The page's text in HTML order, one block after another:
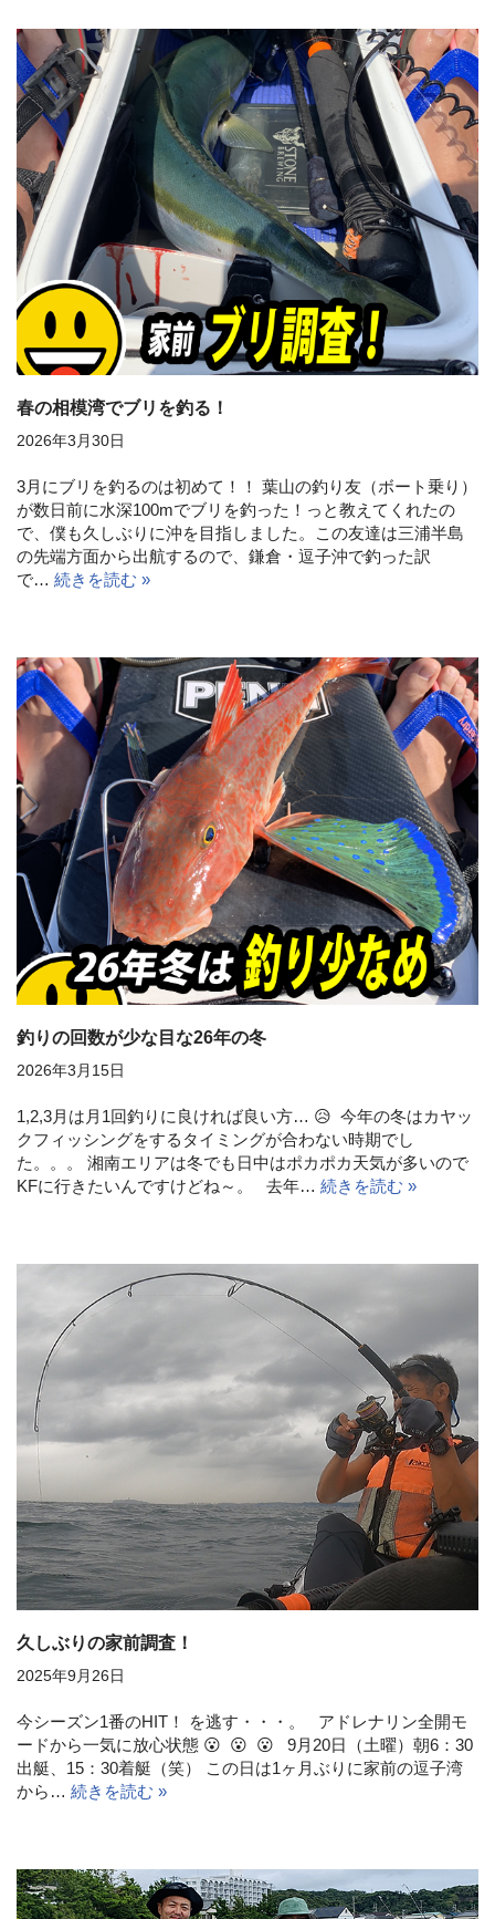
春の相模湾でブリを釣る！
2026年3月30日
3月にブリを釣るのは初めて！！ 葉山の釣り友（ボート乗り）
が数日前に水深100mでブリを釣った！っと教えてくれたの
で、僕も久しぶりに沖を目指しました。この友達は三浦半島
の先端方面から出航するので、鎌倉・逗子沖で釣った訳
で… 続きを読む »
釣りの回数が少な目な26年の冬
2026年3月15日
1,2,3月は月1回釣りに良ければ良い方… 😥 今年の冬はカヤッ
クフィッシングをするタイミングが合わない時期でし
た。。。 湘南エリアは冬でも日中はポカポカ天気が多いので
KFに行きたいんですけどね～。 去年… 続きを読む »
久しぶりの家前調査！
2025年9月26日
今シーズン1番のHIT！ を逃す・・・。 アドレナリン全開モ
ードから一気に放心状態 😮 😮 😮 9月20日（土曜）朝6：30
出艇、15：30着艇（笑） この日は1ヶ月ぶりに家前の逗子湾
から… 続きを読む »